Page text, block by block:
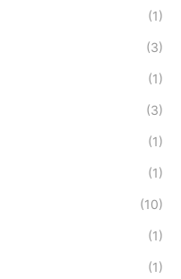
(1)
(3)
(1)
(3)
(1)
(1)
(10)
(1)
(1)